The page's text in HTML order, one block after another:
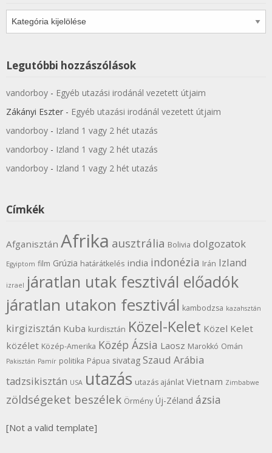
Kategóriák
Legutóbbi hozzászólások
vandorboy - Egyéb utazási irodánál vezetett útjaim
Zákányi Eszter - Egyéb utazási irodánál vezetett útjaim
vandorboy - Izland 1 vagy 2 hét utazás
vandorboy - Izland 1 vagy 2 hét utazás
vandorboy - Izland 1 vagy 2 hét utazás
Címkék
Afganisztán Afrika ausztrália Bolivia dolgozatok
Egyiptom film Grúzia határátkelés india indonézia Irán Izland
izrael járatlan utak fesztivál előadók
járatlan utakon fesztivál kambodzsa kazahsztán
kirgizisztán Kuba kurdisztán Közel-Kelet Közel Kelet
közélet Közép-Amerika Közép Ázsia Laosz Marokkó Omán
Pakisztán Pamír politika Pápua sivatag Szaud Arábia
tadzsikisztán USA utazás utazás ajánlat Vietnam Zimbabwe
zöldségeket beszélek Örmény Új-Zéland ázsia
[Not a valid template]